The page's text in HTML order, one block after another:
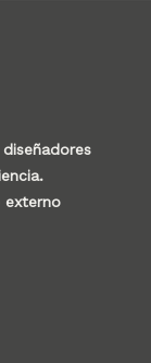
externo